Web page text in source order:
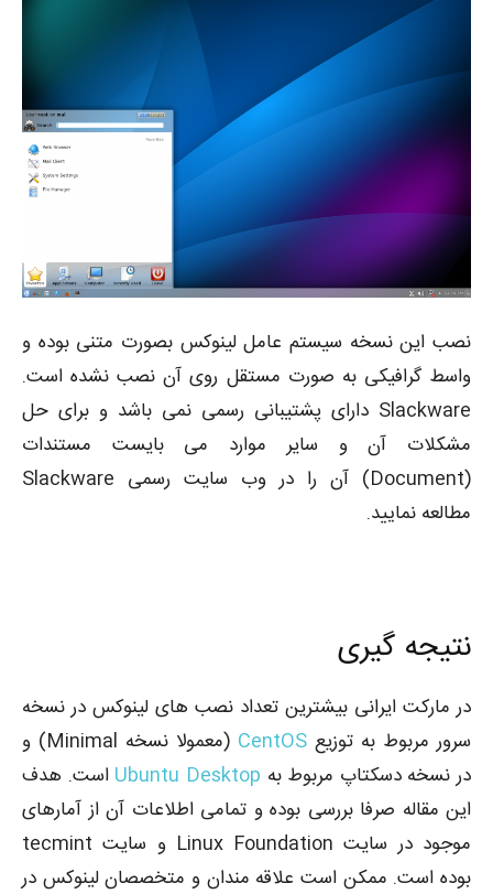
نصب این نسخه سیستم عامل لینوکس بصورت متنی بوده و
واسط گرافیکی به صورت مستقل روی آن نصب نشده است.
Slackware دارای پشتیبانی رسمی نمی باشد و برای حل
مشکلات آن و سایر موارد می بایست مستندات
(Document) آن را در وب سایت رسمی Slackware
مطالعه نمایید.
نتیجه گیری
در مارکت ایرانی بیشترین تعداد نصب های لینوکس در نسخه
سرور مربوط به توزیع CentOS
(معمولا نسخه Minimal) و
در نسخه دسکتاپ مربوط به Ubuntu Desktop است. هدف
این مقاله صرفا بررسی بوده و تمامی اطلاعات آن از آمارهای
موجود در سایت Linux Foundation و سایت tecmint
بوده است. ممکن است علاقه مندان و متخصصان لینوکس در